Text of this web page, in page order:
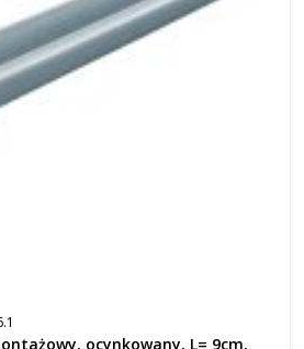
ocynkowany, L= 9cm,